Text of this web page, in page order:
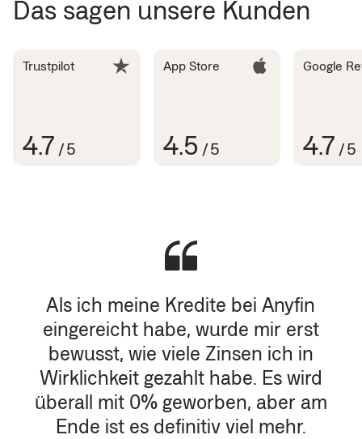
Das sagen unsere Kunden
Trustpilot
4.7 /5
App Store
4.5 /5
Google
4.7 /5
Als ich meine Kredite bei Anyfin
eingereicht habe, wurde mir erst
bewusst, wie viele Zinsen ich in
Wirklichkeit gezahlt habe. Es wird
überall mit 0% geworben, aber am
Ende ist es definitiv viel mehr.